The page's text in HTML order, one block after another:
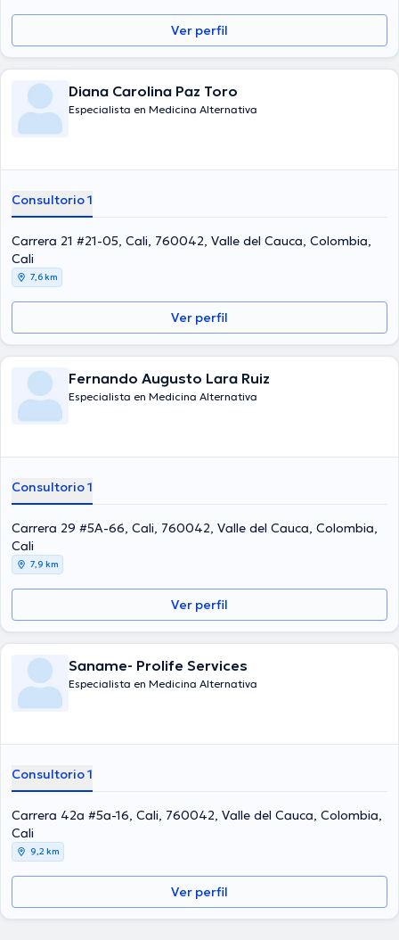
Ver perfil
Diana Carolina Paz Toro
Especialista en Medicina Alternativa
Consultorio 1
Carrera 21 #21-05, Cali, 760042, Valle del Cauca, Colombia,
Cali
7,6 km
Ver perfil
Fernando Augusto Lara Ruiz
Especialista en Medicina Alternativa
Consultorio 1
Carrera 29 #5A-66, Cali, 760042, Valle del Cauca, Colombia,
Cali
7,9 km
Ver perfil
Saname- Prolife Services
Especialista en Medicina Alternativa
Consultorio 1
Carrera 42a #5a-16, Cali, 760042, Valle del Cauca, Colombia,
Cali
9,2 km
Ver perfil